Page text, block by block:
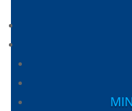
Jediný
Slovensko
Spodná tyč